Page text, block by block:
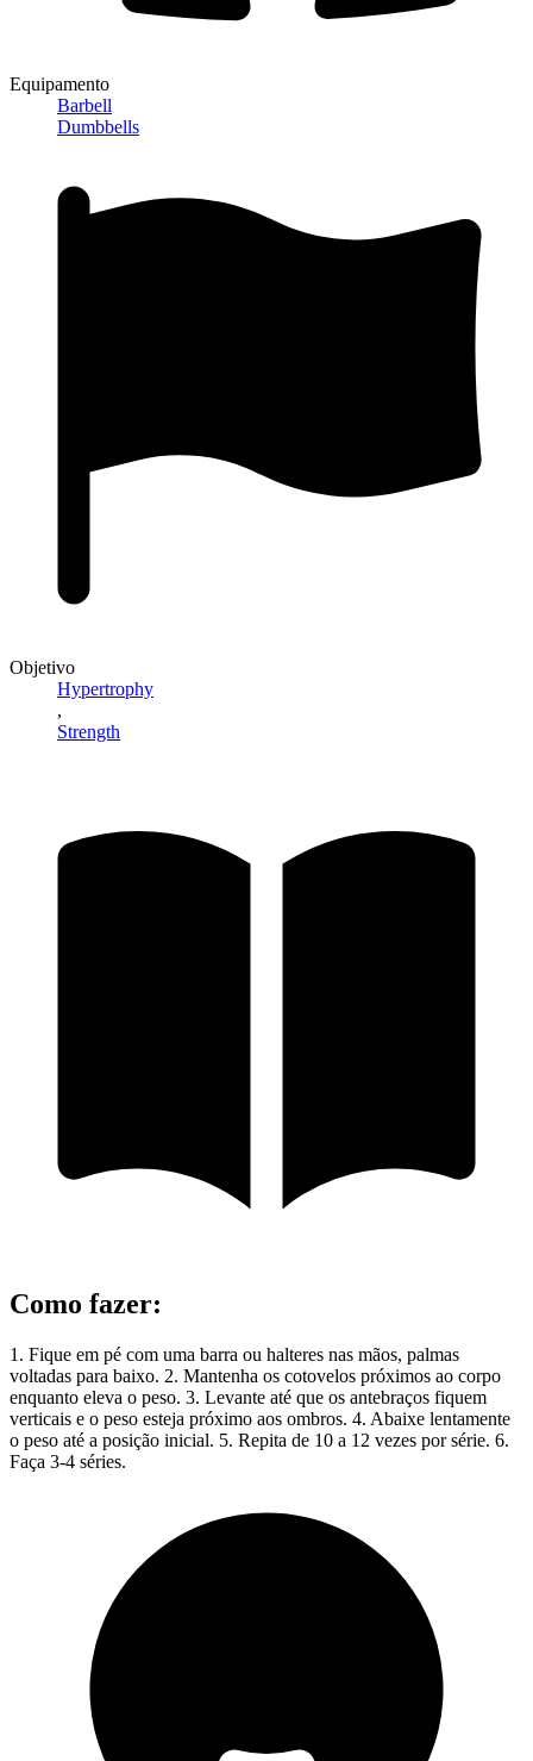
Equipamento
Barbell
Dumbbells
Objetivo
Hypertrophy
,
Strength
Como fazer:
1. Fique em pé com uma barra ou halteres nas mãos, palmas
voltadas para baixo. 2. Mantenha os cotovelos próximos ao corpo
enquanto eleva o peso. 3. Levante até que os antebraços fiquem
verticais e o peso esteja próximo aos ombros. 4. Abaixe lentamente
o peso até a posição inicial. 5. Repita de 10 a 12 vezes por série. 6.
Faça 3-4 séries.